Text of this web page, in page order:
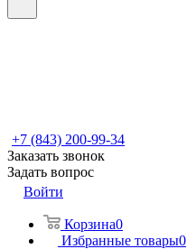
+7 (843) 200-99-34
Заказать звонок
Задать вопрос
Войти
Корзина0
Избранные товары0